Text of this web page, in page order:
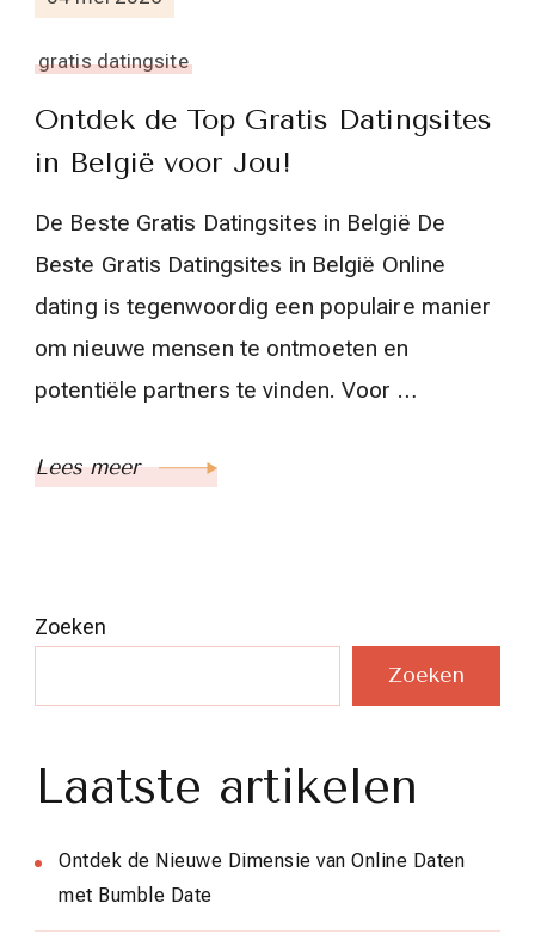
gratis datingsite
Ontdek de Top Gratis Datingsites
in België voor Jou!
De Beste Gratis Datingsites in België De
Beste Gratis Datingsites in België Online
dating is tegenwoordig een populaire manier
om nieuwe mensen te ontmoeten en
potentiële partners te vinden. Voor …
Lees meer
Zoeken
Zoeken
Laatste artikelen
Ontdek de Nieuwe Dimensie van Online Daten
met Bumble Date